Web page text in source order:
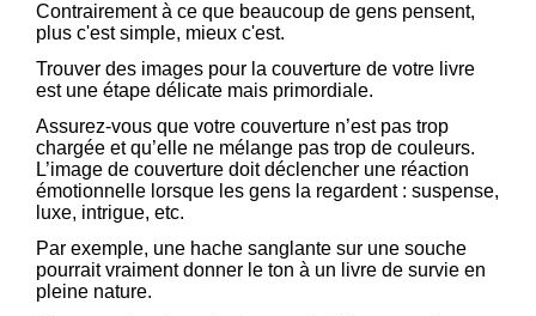
Contrairement à ce que beaucoup de gens pensent,
plus c'est simple, mieux c'est.
Trouver des images pour la couverture de votre livre
est une étape délicate mais primordiale.
Assurez-vous que votre couverture n’est pas trop
chargée et qu’elle ne mélange pas trop de couleurs.
L’image de couverture doit déclencher une réaction
émotionnelle lorsque les gens la regardent : suspense,
luxe, intrigue, etc.
Par exemple, une hache sanglante sur une souche
pourrait vraiment donner le ton à un livre de survie en
pleine nature.